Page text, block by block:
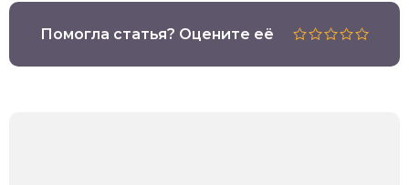
Помогла статья? Оцените её